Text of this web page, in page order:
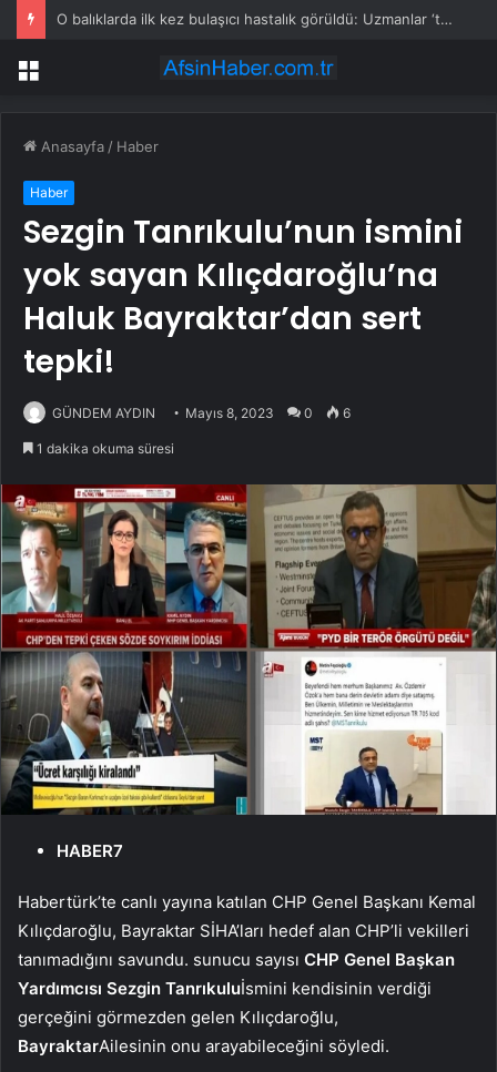
O balıklarda ilk kez bulaşıcı hastalık görüldü: Uzmanlar ‘tüketmeyin’ çağrısı yaptı
Menü
Anasayfa / Haber
Haber
Sezgin Tanrıkulu’nun ismini
yok sayan Kılıçdaroğlu’na
Haluk Bayraktar’dan sert
tepki!
GÜNDEM AYDIN Mayıs 8, 2023 0 6
1 dakika okuma süresi
HABER7
Habertürk’te canlı yayına katılan CHP Genel Başkanı Kemal
Kılıçdaroğlu, Bayraktar SİHA’ları hedef alan CHP’li vekilleri
tanımadığını savundu. sunucu sayısı CHP Genel Başkan
Yardımcısı Sezgin Tanrıkuluİsmini kendisinin verdiği
gerçeğini görmezden gelen Kılıçdaroğlu,
BayraktarAilesinin onu arayabileceğini söyledi.